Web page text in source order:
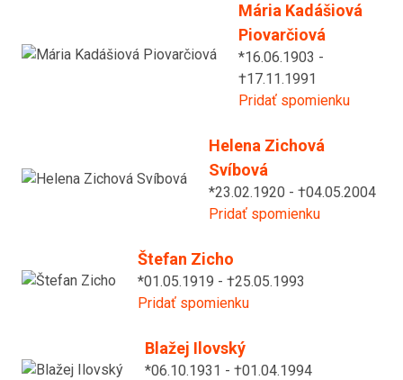
Mária Kadášiová
Piovarčiová
*16.06.1903 -
†17.11.1991
Pridať spomienku
Helena Zichová
Svíbová
*23.02.1920 - †04.05.2004
Pridať spomienku
Štefan Zicho
*01.05.1919 - †25.05.1993
Pridať spomienku
Blažej Ilovský
*06.10.1931 - †01.04.1994